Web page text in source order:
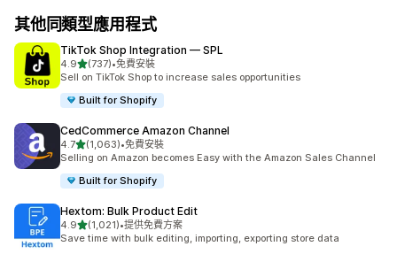
其他同類型應用程式
TikTok Shop Integration — SPL
4.9滿分 5 顆星
(737)
共有 737 則評價
•免費安裝
Sell on TikTok Shop to increase sales opportunities
Built for Shopify
CedCommerce Amazon Channel
4.7滿分 5 顆星
(1,063)
共有 1063 則評價
•免費安裝
Selling on Amazon becomes Easy with the Amazon Sales Channel
Built for Shopify
Hextom: Bulk Product Edit
4.9滿分 5 顆星
(1,021)
共有 1021 則評價
•提供免費方案
Save time with bulk editing, importing, exporting store data